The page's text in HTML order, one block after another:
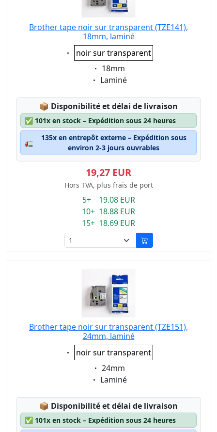
Brother tape noir sur transparent (TZE141),
18mm, laminé
Eigenschaft:
noir sur transparent
Eigenschaft:
18mm
Eigenschaft:
Laminé
📦 Lagerstatus:
Disponibilité et délai de livraison
✅ 101x en stock – Expédition sous 24 heures
🚛
135x en entrepôt externe – Expédition sous
environ 2-3 jours ouvrables
19,27 EUR
Hors TVA, plus frais de port
5+ 19.08 EUR
10+ 18.88 EUR
15+ 18.69 EUR
Brother tape noir sur transparent (TZE151),
24mm, laminé
Eigenschaft:
noir sur transparent
Eigenschaft:
24mm
Eigenschaft:
Laminé
📦 Lagerstatus:
Disponibilité et délai de livraison
✅ 101x en stock – Expédition sous 24 heures